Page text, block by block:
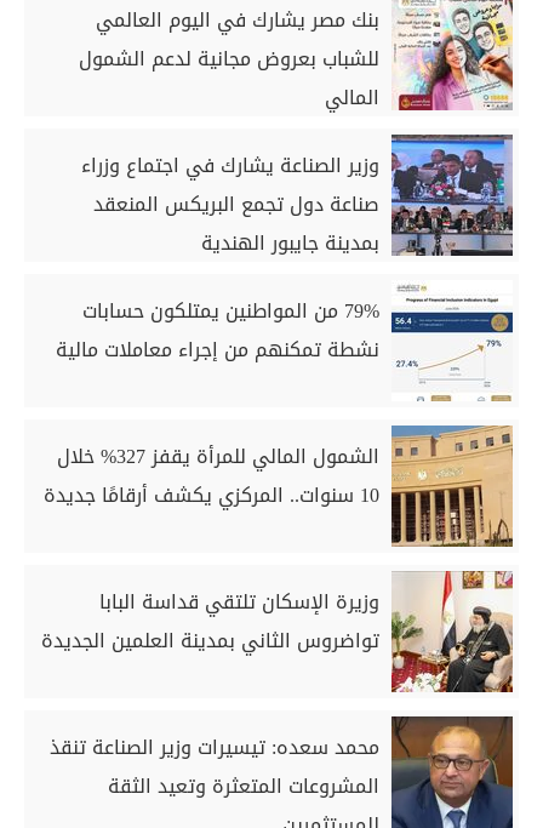
بنك مصر يشارك في اليوم العالمي
للشباب بعروض مجانية لدعم الشمول
المالي
وزير الصناعة يشارك في اجتماع وزراء
صناعة دول تجمع البريكس المنعقد
بمدينة جايبور الهندية
79% من المواطنين يمتلكون حسابات
نشطة تمكنهم من إجراء معاملات مالية
الشمول المالي للمرأة يقفز 327% خلال
10 سنوات.. المركزي يكشف أرقامًا جديدة
وزيرة الإسكان تلتقي قداسة البابا
تواضروس الثاني بمدينة العلمين الجديدة
محمد سعده: تيسيرات وزير الصناعة تنقذ
المشروعات المتعثرة وتعيد الثقة